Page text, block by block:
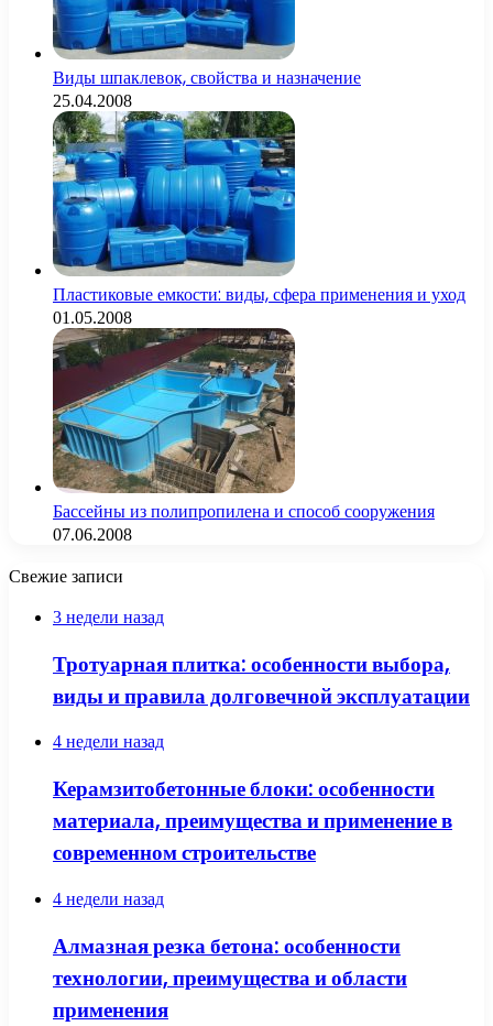
Виды шпаклевок, свойства и назначение
25.04.2008
Пластиковые емкости: виды, сфера применения и уход
01.05.2008
Бассейны из полипропилена и способ сооружения
07.06.2008
Свежие записи
3 недели назад
Тротуарная плитка: особенности выбора,
виды и правила долговечной эксплуатации
4 недели назад
Керамзитобетонные блоки: особенности
материала, преимущества и применение в
современном строительстве
4 недели назад
Алмазная резка бетона: особенности
технологии, преимущества и области
применения